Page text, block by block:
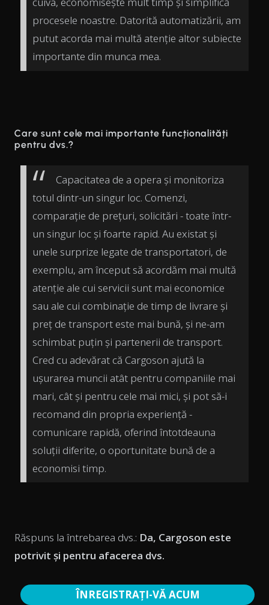
procesele noastre. Datorită automatizării, am
putut acorda mai multă atenție altor subiecte
importante din munca mea.
Care sunt cele mai importante funcționalități
pentru dvs.?
Capacitatea de a opera și monitoriza
totul dintr-un singur loc. Comenzi,
comparație de prețuri, solicitări - toate într-
un singur loc și foarte rapid. Au existat și
unele surprize legate de transportatori, de
exemplu, am început să acordăm mai multă
atenție ale cui servicii sunt mai economice
sau ale cui combinație de timp de livrare și
preț de transport este mai bună, și ne-am
schimbat puțin și partenerii de transport.
Cred cu adevărat că Cargoson ajută la
ușurarea muncii atât pentru companiile mai
mari, cât și pentru cele mai mici, și pot să-i
recomand din propria experiență -
comunicare rapidă, oferind întotdeauna
soluții diferite, o oportunitate bună de a
economisi timp.
Răspuns la întrebarea dvs.: Da, Cargoson este
potrivit și pentru afacerea dvs.
ÎNREGISTRAȚI-VĂ ACUM